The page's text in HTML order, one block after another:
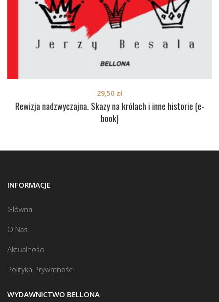
Rewizja nadzwyczajna. Skazy na królach i inne historie (e-
book)
29,50 zł
INFORMACJE
Główna
O Nas
Aktualności
Polityka Prywatności
WYDAWNICTWO BELLONA